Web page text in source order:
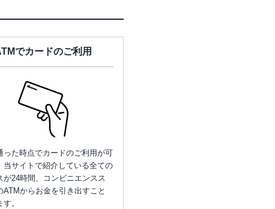
でカードのご利用
った時点でカードのご利用が可
当サイトで紹介している全ての
が24時間、コンビニエンスス
ATMからお金を引き出すこと
。